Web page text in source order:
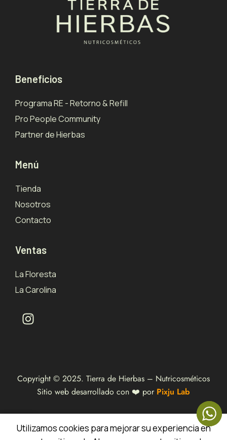
Beneficios
Programa RE - Retorno & Refill
Pro People Community
Partner de Hierbas
Menú
Tienda
Nosotros
Contacto
Ventas
La Floresta
La Carolina
Copyright © 2025. Tierra de Hierbas – Nutricosméticos
Sitio web desarrollado con ❤️ por Pixju Lab
Utilizamos cookies para mejorar su experiencia en